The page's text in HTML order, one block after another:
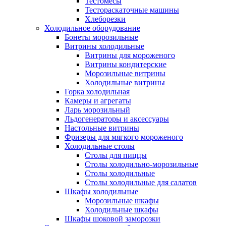
Тестораскаточные машины
Хлеборезки
Холодильное оборудование
Бонеты морозильные
Витрины холодильные
Витрины для мороженого
Витрины кондитерские
Морозильные витрины
Холодильные витрины
Горка холодильная
Камеры и агрегаты
Ларь морозильный
Льдогенераторы и аксессуары
Настольные витрины
Фризеры для мягкого мороженого
Холодильные столы
Столы для пиццы
Столы холодильно-морозильные
Столы холодильные
Столы холодильные для салатов
Шкафы холодильные
Mорозильные шкафы
Холодильные шкафы
Шкафы шоковой заморозки